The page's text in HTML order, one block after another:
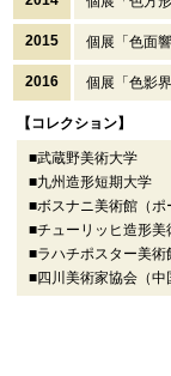
2015 個展「色面
2016 個展「色影
【コレクション】
■武蔵野美術大学
■九州造形短期大学
■ボスナニ美術館（ポ
■チューリッヒ造形美
■ラハチポスター美術
■四川美術家協会（中